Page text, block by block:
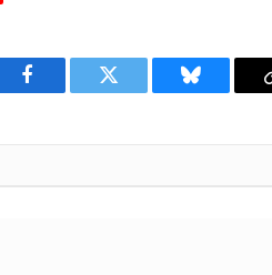
Facebook Twitter Bluesky